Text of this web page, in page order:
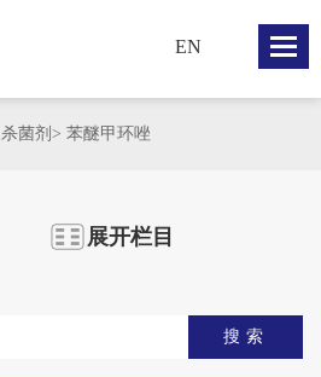
EN
杀菌剂 > 苯醚甲环唑
展开栏目
搜索